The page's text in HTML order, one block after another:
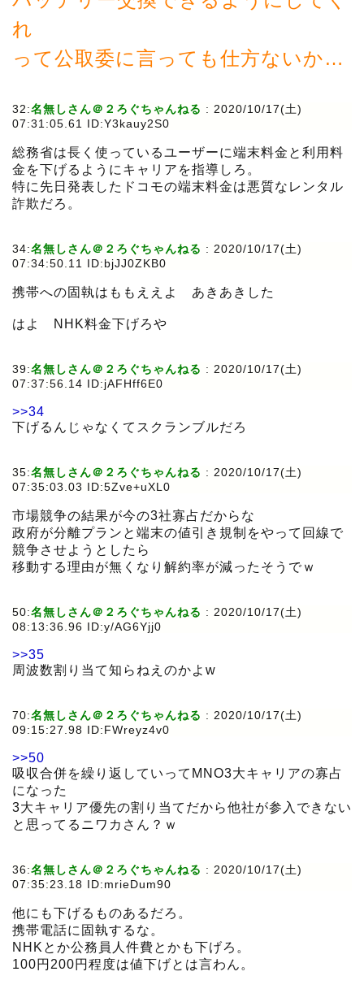
れ
って公取委に言っても仕方ないか…
32:名無しさん＠２ろぐちゃんねる : 2020/10/17(土)
07:31:05.61 ID:Y3kauy2S0
総務省は長く使っているユーザーに端末料金と利用料
金を下げるようにキャリアを指導しろ。
特に先日発表したドコモの端末料金は悪質なレンタル
詐欺だろ。
34:名無しさん＠２ろぐちゃんねる : 2020/10/17(土)
07:34:50.11 ID:bjJJ0ZKB0
携帯への固執はももええよ あきあきした
はよ NHK料金下げろや
39:名無しさん＠２ろぐちゃんねる : 2020/10/17(土)
07:37:56.14 ID:jAFHff6E0
>>34
下げるんじゃなくてスクランブルだろ
35:名無しさん＠２ろぐちゃんねる : 2020/10/17(土)
07:35:03.03 ID:5Zve+uXL0
市場競争の結果が今の3社寡占だからな
政府が分離プランと端末の値引き規制をやって回線で
競争させようとしたら
移動する理由が無くなり解約率が減ったそうでｗ
50:名無しさん＠２ろぐちゃんねる : 2020/10/17(土)
08:13:36.96 ID:y/AG6Yjj0
>>35
周波数割り当て知らねえのかよw
70:名無しさん＠２ろぐちゃんねる : 2020/10/17(土)
09:15:27.98 ID:FWreyz4v0
>>50
吸収合併を繰り返していってMNO3大キャリアの寡占
になった
3大キャリア優先の割り当てだから他社が参入できない
と思ってるニワカさん？ｗ
36:名無しさん＠２ろぐちゃんねる : 2020/10/17(土)
07:35:23.18 ID:mrieDum90
他にも下げるものあるだろ。
携帯電話に固執するな。
NHKとか公務員人件費とかも下げろ。
100円200円程度は値下げとは言わん。